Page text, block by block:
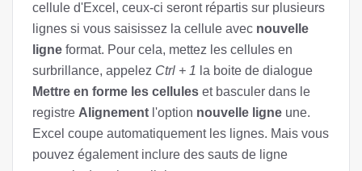
cellule d'Excel, ceux-ci seront répartis sur plusieurs
lignes si vous saisissez la cellule avec nouvelle
ligne format. Pour cela, mettez les cellules en
surbrillance, appelez Ctrl + 1 la boite de dialogue
Mettre en forme les cellules et basculer dans le
registre Alignement l'option nouvelle ligne une.
Excel coupe automatiquement les lignes. Mais vous
pouvez également inclure des sauts de ligne